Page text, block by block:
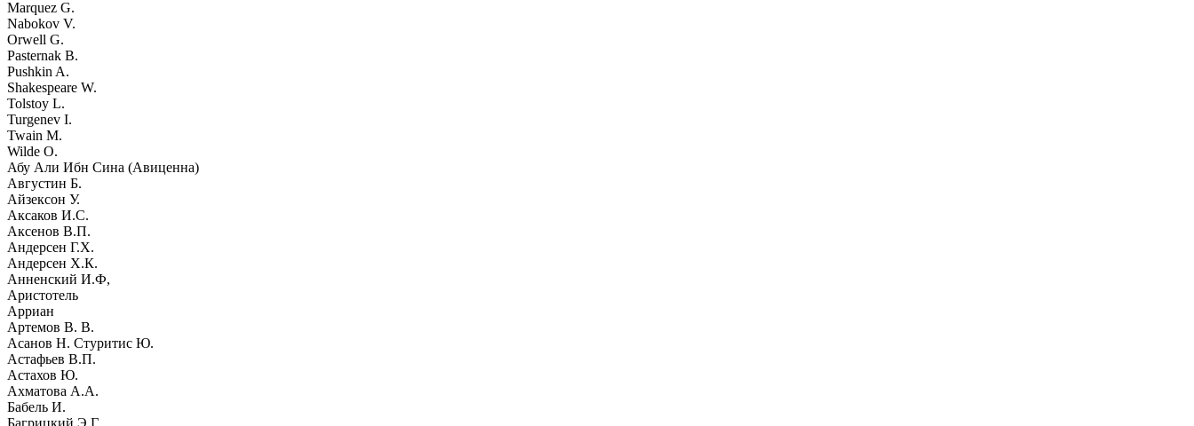
Marquez G.
Nabokov V.
Orwell G.
Pasternak B.
Pushkin A.
Shakespeare W.
Tolstoy L.
Turgenev I.
Twain M.
Wilde O.
Абу Али Ибн Сина (Авиценна)
Августин Б.
Айзексон У.
Аксаков И.С.
Аксенов В.П.
Андерсен Г.Х.
Андерсен Х.К.
Анненский И.Ф,
Аристотель
Арриан
Артемов В. В.
Асанов Н. Стуритис Ю.
Астафьев В.П.
Астахов Ю.
Ахматова А.А.
Бабель И.
Багрицкий Э.Г.